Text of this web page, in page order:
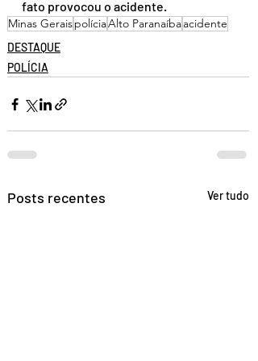
fato provocou o acidente.
Minas GeraispolíciaAlto Paranaíbaacidente
DESTAQUE
POLÍCIA
Posts recentes Ver tudo